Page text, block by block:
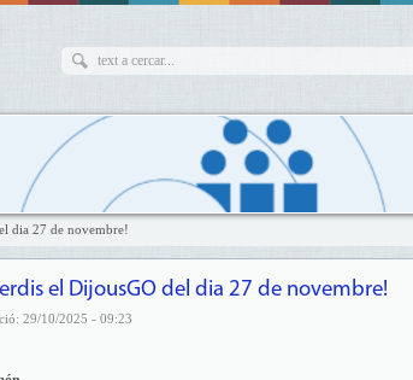
dia 27 de novembre!
el DijousGO del dia 27 de novembre!
29/10/2025 - 09:23